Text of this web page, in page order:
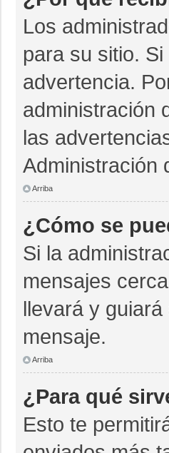
Los
para su sitio.
advertencia.
administración
las
Administración
Arriba
¿Cómo se
Si la
mensajes
llevará y
mensaje.
Arriba
¿Para qué
Esto te